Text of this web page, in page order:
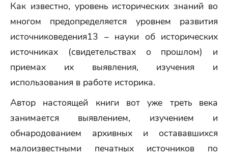
Как известно, уровень исторических знаний во
многом предопределяется уровнем развития
источниковедения13 – науки об исторических
источниках (свидетельствах о прошлом) и
приемах их выявления, изучения и
использования в работе историка.
Автор настоящей книги вот уже треть века
занимается выявлением, изучением и
обнародованием архивных и остававшихся
малоизвестными печатных источников по